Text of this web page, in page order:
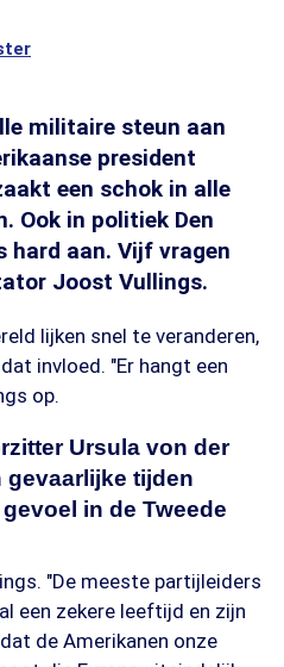
militaire steun aan
president
een schok in alle
Ook in politiek Den
hard aan. Vijf vragen
Joost Vullings.
lijken snel te veranderen,
invloed. "Er hangt een
op.
Ursula von der
gevaarlijke tijden
in de Tweede
"De meeste partijleiders
een zekere leeftijd en zijn
de Amerikanen onze